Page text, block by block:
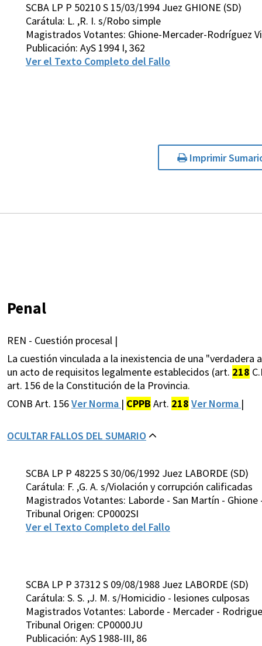
SCBA LP P 50210 S 15/03/1994 Juez GHIONE (SD)
Carátula: L. ,R. I. s/Robo simple
Magistrados Votantes: Ghione-Mercader-Rodríguez
Publicación: AyS 1994 I, 362
Ver el Texto Completo del Fallo
Imprimir
Penal
REN - Cuestión procesal |
La cuestión vinculada a la inexistencia de una
un acto de requisitos legalmente establecidos (art. 218
art. 156 de la Constitución de la Provincia.
CONB Art. 156Ver Norma | CPPB Art. 218 Ver Norma |
OCULTAR FALLOS DEL SUMARIO
SCBA LP P 48225 S 30/06/1992 Juez LABORDE (SD)
Carátula: F. ,G. A. s/Violación y corrupción calificadas
Magistrados Votantes: Laborde - San Martín -
Tribunal Origen: CP0002SI
Ver el Texto Completo del Fallo
SCBA LP P 37312 S 09/08/1988 Juez LABORDE (SD)
Carátula: S. S. ,J. M. s/Homicidio - lesiones culposas
Magistrados Votantes: Laborde - Mercader -
Tribunal Origen: CP0000JU
Publicación: AyS 1988-III, 86